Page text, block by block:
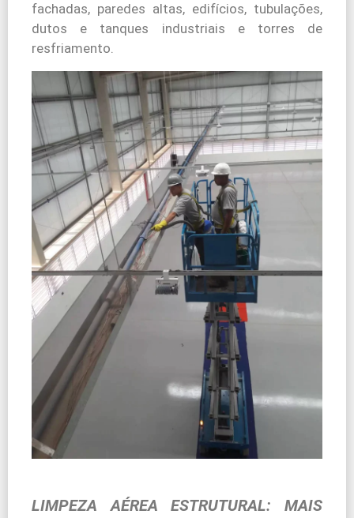
fachadas, paredes altas, edifícios, tubulações,
dutos e tanques industriais e torres de
resfriamento.
LIMPEZA AÉREA ESTRUTURAL: MAIS